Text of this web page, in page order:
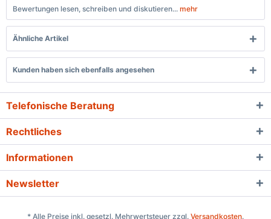
Bewertungen lesen, schreiben und diskutieren... mehr
Ähnliche Artikel
Kunden haben sich ebenfalls angesehen
Telefonische Beratung
Rechtliches
Informationen
Newsletter
* Alle Preise inkl. gesetzl. Mehrwertsteuer zzgl. Versandkosten.